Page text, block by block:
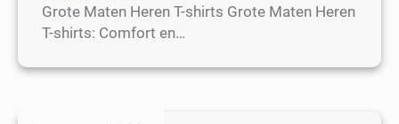
Grote Maten Heren T-shirts Grote Maten Heren
T-shirts: Comfort en…